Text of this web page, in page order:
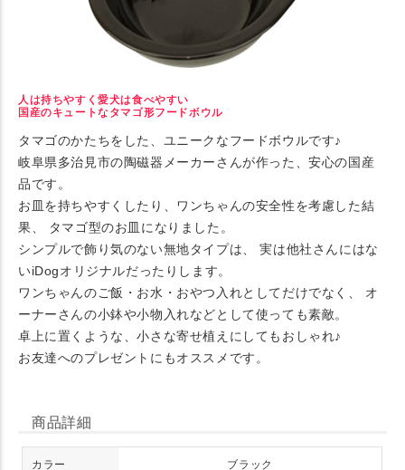
人は持ちやすく愛犬は食べやすい
国産のキュートなタマゴ形フードボウル
タマゴのかたちをした、ユニークなフードボウルです♪
岐阜県多治見市の陶磁器メーカーさんが作った、安心の国産
品です。
お皿を持ちやすくしたり、ワンちゃんの安全性を考慮した結
果、 タマゴ型のお皿になりました。
シンプルで飾り気のない無地タイプは、 実は他社さんにはな
いiDogオリジナルだったりします。
ワンちゃんのご飯・お水・おやつ入れとしてだけでなく、 オ
ーナーさんの小鉢や小物入れなどとして使っても素敵。
卓上に置くような、小さな寄せ植えにしてもおしゃれ♪
お友達へのプレゼントにもオススメです。
商品詳細
カラー ブラック